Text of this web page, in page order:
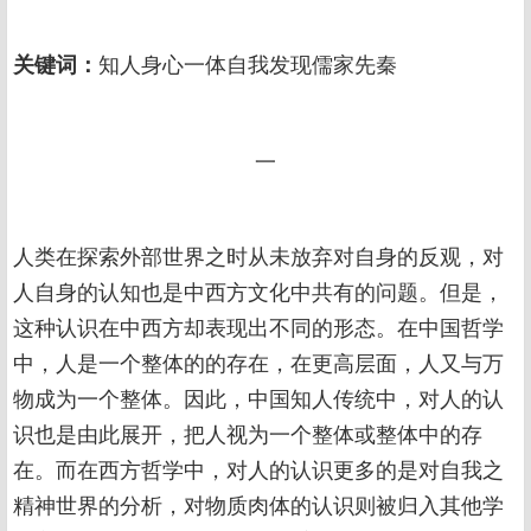
关键词： 知人身心一体自我发现儒家先秦
一
人类在探索外部世界之时从未放弃对自身的反观，对
人自身的认知也是中西方文化中共有的问题。但是，
这种认识在中西方却表现出不同的形态。在中国哲学
中，人是一个整体的的存在，在更高层面，人又与万
物成为一个整体。因此，中国知人传统中，对人的认
识也是由此展开，把人视为一个整体或整体中的存
在。而在西方哲学中，对人的认识更多的是对自我之
精神世界的分析，对物质肉体的认识则被归入其他学